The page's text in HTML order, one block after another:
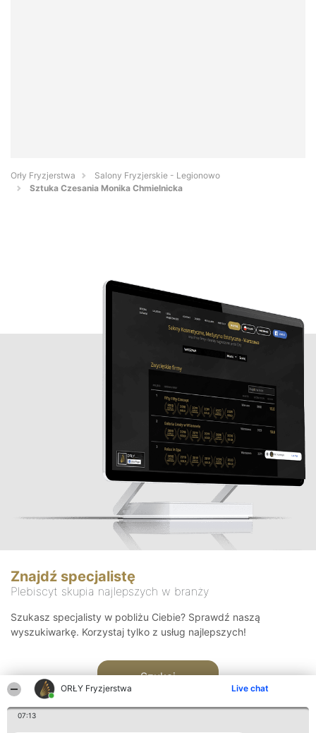
ORŁY Fryzjerstwa Live chat
07:13
Orły Fryzjerstwa
Salony Fryzjerskie - Legionowo
Sztuka Czesania Monika Chmielnicka
Znajdź specjalistę
Plebiscyt skupia najlepszych w branży
Szukasz specjalisty w pobliżu Ciebie? Sprawdź naszą
wyszukiwarkę. Korzystaj tylko z usług najlepszych!
Szukaj